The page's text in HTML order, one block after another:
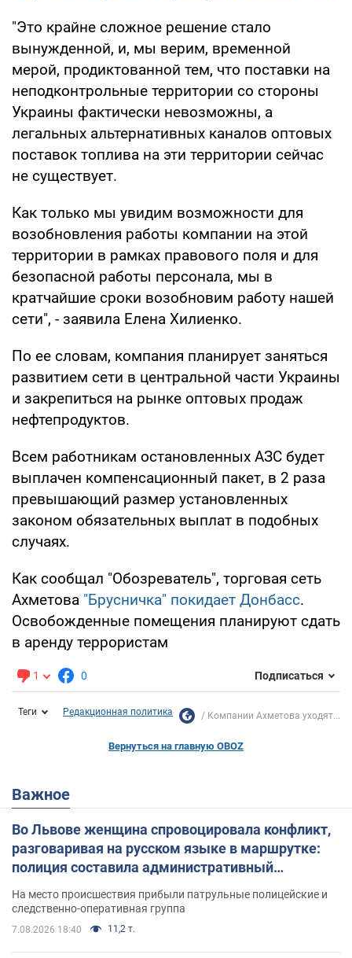
"Это крайне сложное решение стало
вынужденной, и, мы верим, временной
мерой, продиктованной тем, что поставки на
неподконтрольные территории со стороны
Украины фактически невозможны, а
легальных альтернативных каналов оптовых
поставок топлива на эти территории сейчас
не существует.
Как только мы увидим возможности для
возобновления работы компании на этой
территории в рамках правового поля и для
безопасной работы персонала, мы в
кратчайшие сроки возобновим работу нашей
сети", - заявила Елена Хилиенко.
По ее словам, компания планирует заняться
развитием сети в центральной части Украины
и закрепиться на рынке оптовых продаж
нефтепродуктов.
Всем работникам остановленных АЗС будет
выплачен компенсационный пакет, в 2 раза
превышающий размер установленных
законом обязательных выплат в подобных
случаях.
Как сообщал "Обозреватель", торговая сеть
Ахметова "Брусничка" покидает Донбасс.
Освобожденные помещения планируют сдать
в аренду террористам
1 0 Подписаться
Теги Редакционная политика Компании Ахметова уходят...
Вернуться на главную OBOZ
Важное
Во Львове женщина спровоцировала конфликт,
разговаривая на русском языке в маршрутке:
полиция составила административный
На место происшествия прибыли патрульные полицейские и
следственно-оперативная группа
7.08.2026 18:40 11,2 т.